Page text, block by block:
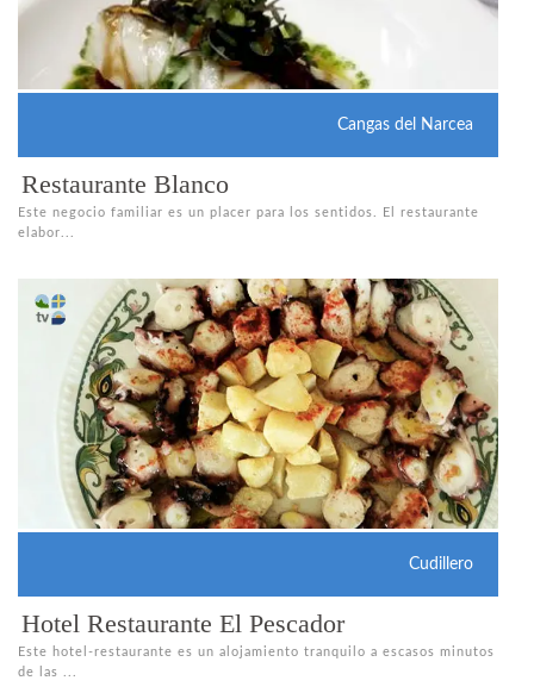
Cangas del Narcea
Restaurante Blanco
Este negocio familiar es un placer para los sentidos. El restaurante
elabor...
Cudillero
Hotel Restaurante El Pescador
Este hotel-restaurante es un alojamiento tranquilo a escasos minutos
de las ...